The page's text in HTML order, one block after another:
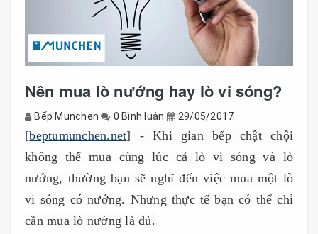
Nên mua lò nướng hay lò vi sóng?
Bếp Munchen 0 Bình luận 29/05/2017
[beptumunchen.net] - Khi gian bếp chật chội
không thể mua cùng lúc cả lò vi sóng và lò
nướng, thường bạn sẽ nghĩ đến việc mua một lò
vi sóng có nướng. Nhưng thực tế bạn có thể chỉ
cần mua lò nướng là đủ.